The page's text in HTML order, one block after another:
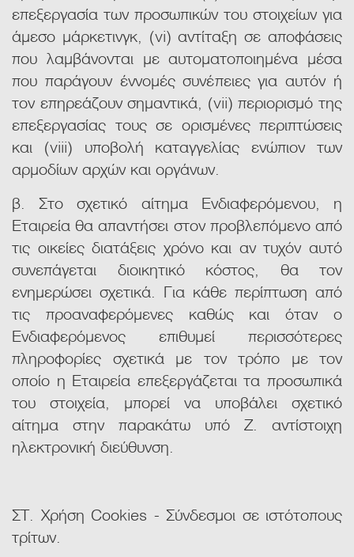
επεξεργασία των προσωπικών του στοιχείων για
άμεσο μάρκετινγκ, (vi) αντίταξη σε αποφάσεις
που λαμβάνονται με αυτοματοποιημένα μέσα
που παράγουν έννομές συνέπειες για αυτόν ή
τον επηρεάζουν σημαντικά, (vii) περιορισμό της
επεξεργασίας τους σε ορισμένες περιπτώσεις
και (viii) υποβολή καταγγελίας ενώπιον των
αρμοδίων αρχών και οργάνων.
β. Στο σχετικό αίτημα Ενδιαφερόμενου, η
Εταιρεία θα απαντήσει στον προβλεπόμενο από
τις οικείες διατάξεις χρόνο και αν τυχόν αυτό
συνεπάγεται διοικητικό κόστος, θα τον
ενημερώσει σχετικά. Για κάθε περίπτωση από
τις προαναφερόμενες καθώς και όταν ο
Ενδιαφερόμενος επιθυμεί περισσότερες
πληροφορίες σχετικά με τον τρόπο με τον
οποίο η Εταιρεία επεξεργάζεται τα προσωπικά
του στοιχεία, μπορεί να υποβάλει σχετικό
αίτημα στην παρακάτω υπό Ζ. αντίστοιχη
ηλεκτρονική διεύθυνση.
ΣΤ. Χρήση Cookies - Σύνδεσμοι σε ιστότοπους
τρίτων.